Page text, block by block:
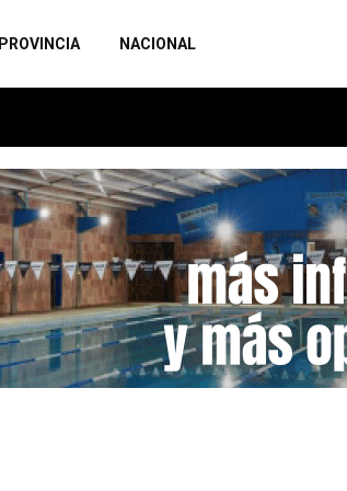
PROVINCIA NACIONAL